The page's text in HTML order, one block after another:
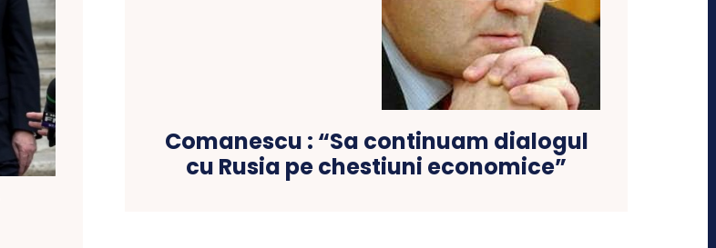
Comanescu : “Sa continuam dialogul
cu Rusia pe chestiuni economice”